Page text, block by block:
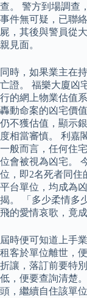
查。 警方到場調查
事件無可疑，已聯
屍，其後與警員從
親見面。
同時，如果業主在
亡證。 福樂大廈凶
行的網上物業估值
轟動命案的凶宅價
仍不獲估值，顯示
度相當審慎。 利嘉
一般而言，任何住
位會被視為凶宅。
位，即2名死者同住
平台單位，均成為
揭。 「多少柔情多
飛的愛情哀歌，竟
屆時便可知道上手
租客於單位離世，
折讓，落訂前要特
低，便要查詢清楚
頭，繼續自住該單位